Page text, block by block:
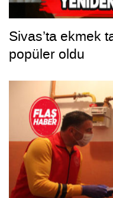
Sivas’ta ekmek
popüler oldu